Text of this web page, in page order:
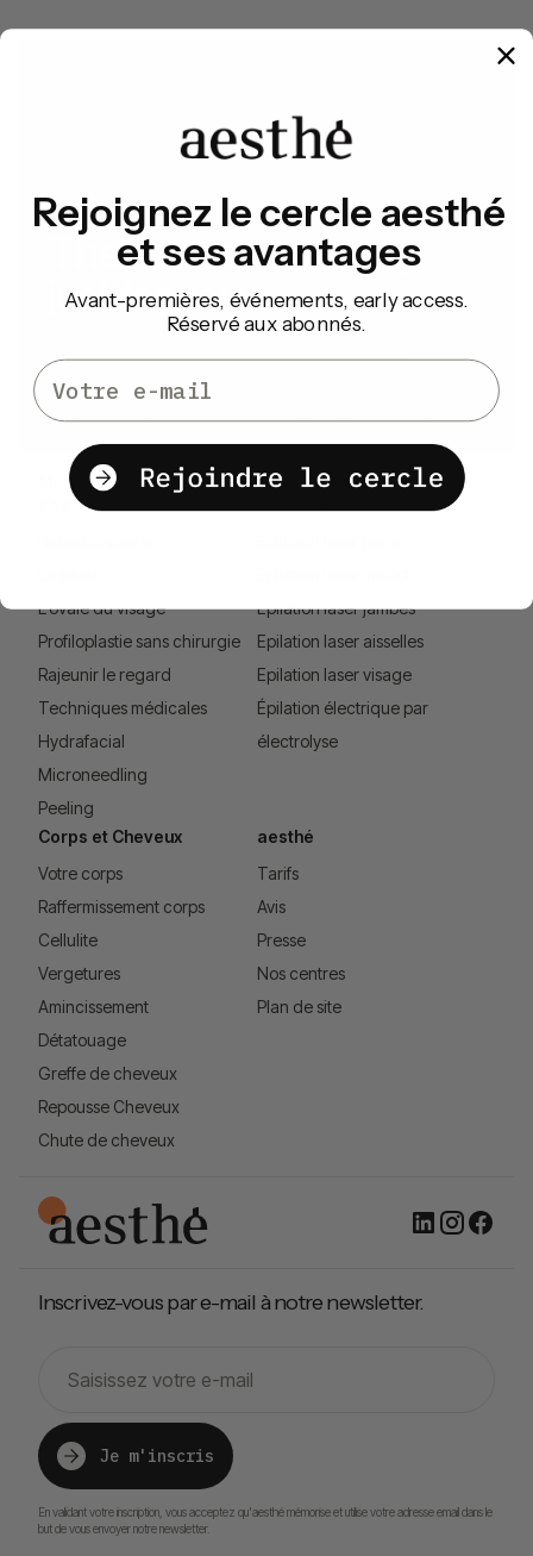
The future of beauty,
just for you.
Prendre rendez-vous
Médecine esthétique
visage
L'ovale du visage
Profiloplastie sans chirurgie
Rajeunir le regard
Techniques médicales
Hydrafacial
Microneedling
Peeling
Épilation laser définitive &
Epilation laser jambes
Epilation laser aisselles
Epilation laser visage
Épilation électrique par
électrolyse
Corps et Cheveux
Votre corps
Raffermissement corps
Cellulite
Vergetures
Amincissement
Détatouage
Greffe de cheveux
Repousse Cheveux
Chute de cheveux
aesthé
Tarifs
Avis
Presse
Nos centres
Plan de site
Inscrivez-vous par e-mail à notre newsletter.
Je m'inscris
En validant votre inscription, vous acceptez qu'aesthé mémorise et utilise votre adresse email dans le
but de vous envoyer notre newsletter.
Rejoignez le cercle aesthé
et ses avantages
Avant-premières, événements, early access.
Réservé aux abonnés.
Email